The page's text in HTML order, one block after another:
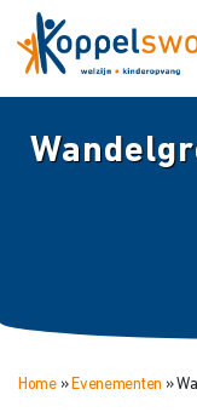
Home» Evenementen »